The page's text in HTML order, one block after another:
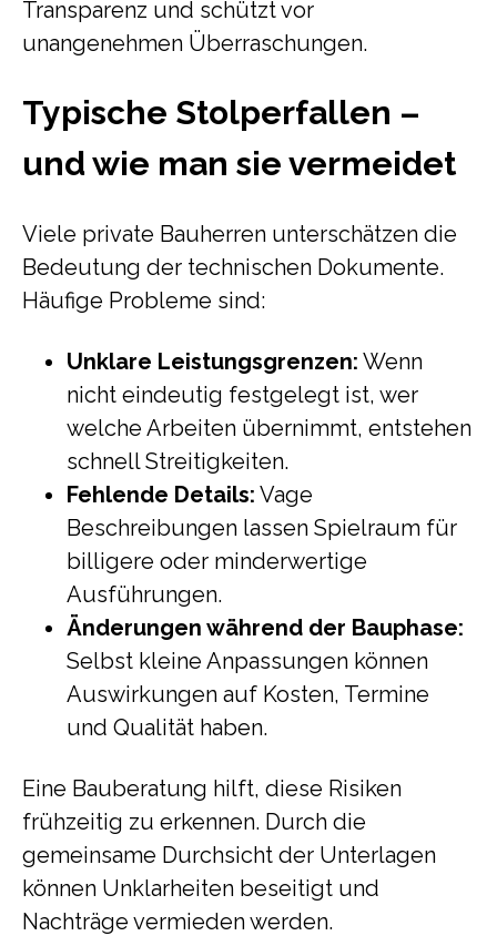
Transparenz und schützt vor
unangenehmen Überraschungen.
Typische Stolperfallen –
und wie man sie vermeidet
Viele private Bauherren unterschätzen die
Bedeutung der technischen Dokumente.
Häufige Probleme sind:
Unklare Leistungsgrenzen: Wenn
nicht eindeutig festgelegt ist, wer
welche Arbeiten übernimmt, entstehen
schnell Streitigkeiten.
Fehlende Details: Vage
Beschreibungen lassen Spielraum für
billigere oder minderwertige
Ausführungen.
Änderungen während der Bauphase:
Selbst kleine Anpassungen können
Auswirkungen auf Kosten, Termine
und Qualität haben.
Eine Bauberatung hilft, diese Risiken
frühzeitig zu erkennen. Durch die
gemeinsame Durchsicht der Unterlagen
können Unklarheiten beseitigt und
Nachträge vermieden werden.